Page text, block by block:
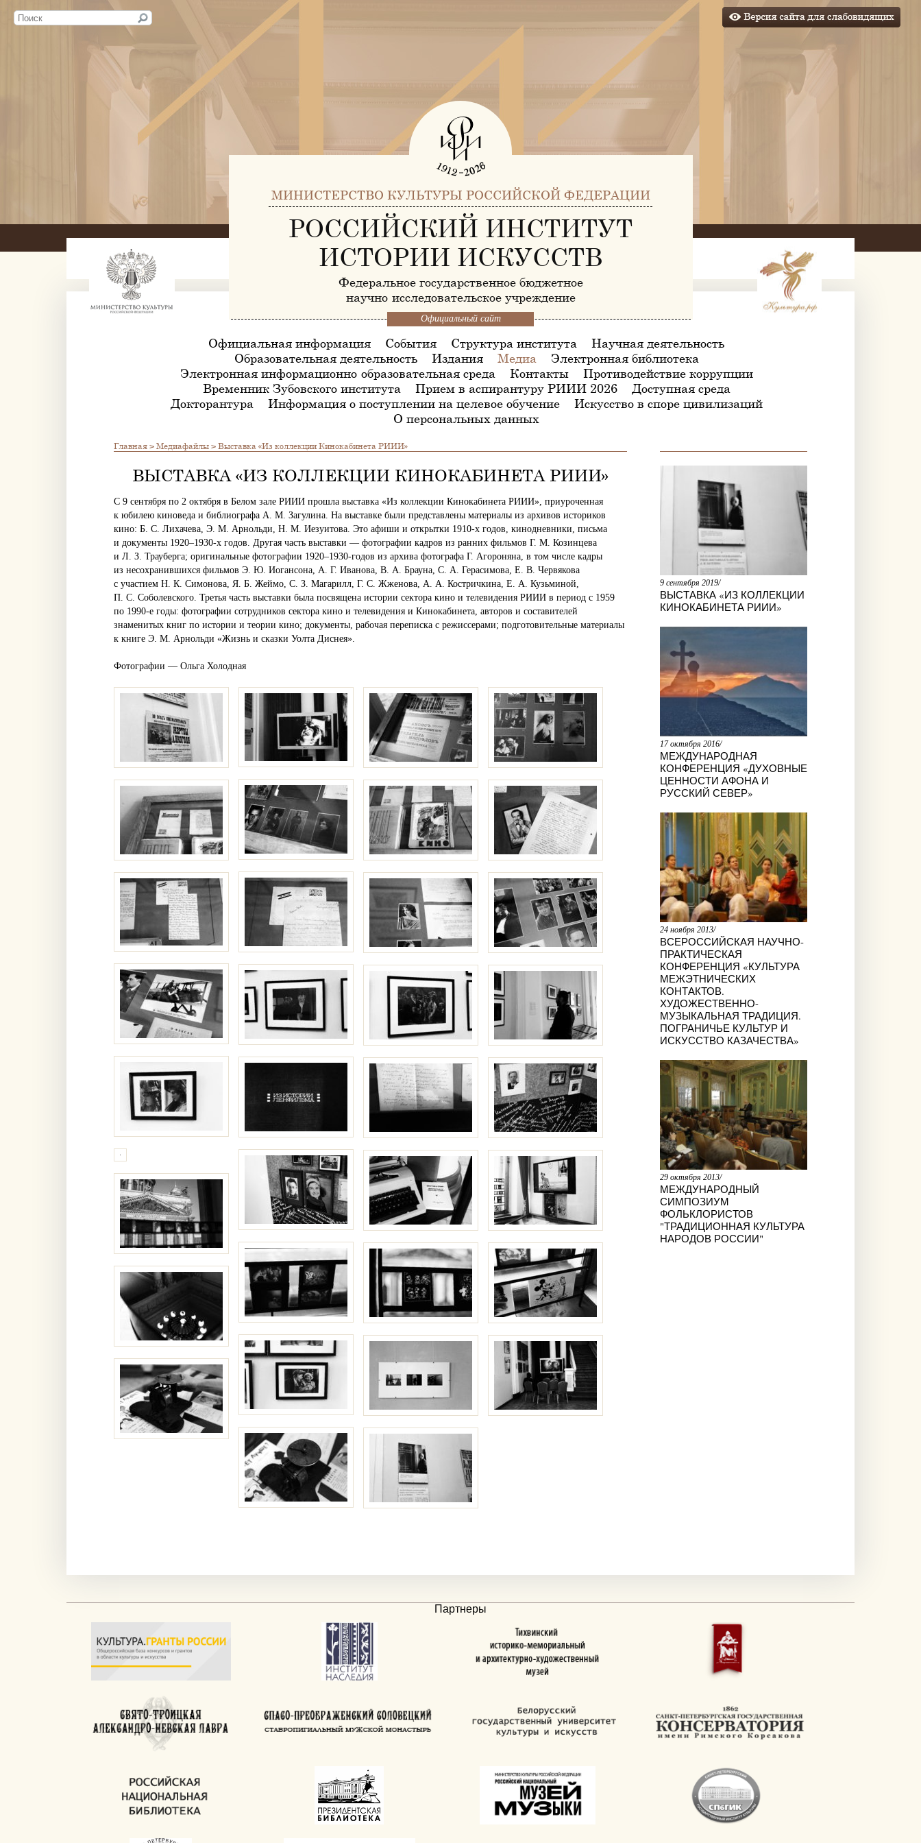
МИНИСТЕРСТВО КУЛЬТУРЫ РОССИЙСКОЙ ФЕДЕРАЦИИ
РОССИЙСКИЙ ИНСТИТУТ
ИСТОРИИ ИСКУССТВ
Федеральное государственное бюджетное
научно-исследовательское учреждение
Официальный сайт
Официальная информация События Структура института
Научная деятельность
Образовательная деятельность
Издания Медиа
Электронная библиотека
Электронная информационно-образовательная среда
Контакты
Противодействие коррупции
Временник Зубовского института
Прием в аспирантуру РИИИ 2026
Доступная среда
Докторантура
Информация о поступлении на целевое обучение
Искусство в споре цивилизаций
О персональных данных
9 сентября 2019/
ВЫСТАВКА «ИЗ КОЛЛЕКЦИИ
КИНОКАБИНЕТА РИИИ»
17 октября 2016/
МЕЖДУНАРОДНАЯ
КОНФЕРЕНЦИЯ «ДУХОВНЫЕ
ЦЕННОСТИ АФОНА И
РУССКИЙ СЕВЕР»
24 ноября 2013/
ВСЕРОССИЙСКАЯ НАУЧНО-
ПРАКТИЧЕСКАЯ
КОНФЕРЕНЦИЯ «КУЛЬТУРА
МЕЖЭТНИЧЕСКИХ
КОНТАКТОВ.
ХУДОЖЕСТВЕННО-
МУЗЫКАЛЬНАЯ ТРАДИЦИЯ.
ПОГРАНИЧЬЕ КУЛЬТУР И
ИСКУССТВО КАЗАЧЕСТВА»
29 октября 2013/
МЕЖДУНАРОДНЫЙ
СИМПОЗИУМ
ФОЛЬКЛОРИСТОВ
"ТРАДИЦИОННАЯ КУЛЬТУРА
НАРОДОВ РОССИИ"
Главная>Медиафайлы>Выставка «Из коллекции Кинокабинета РИИИ»
ВЫСТАВКА «ИЗ КОЛЛЕКЦИИ КИНОКАБИНЕТА РИИИ»
С 9 сентября по 2 октября в Белом зале РИИИ прошла выставка «Из коллекции Кинокабинета РИИИ», приуроченная
к юбилею киноведа и библиографа А. М. Загулина. На выставке были представлены материалы из архивов историков
кино: Б. С. Лихачева, Э. М. Арнольди, Н. М. Иезуитова. Это афиши и открытки 1910-х годов, кинодневники, письма
и документы 1920–1930-х годов. Другая часть выставки — фотографии кадров из ранних фильмов Г. М. Козинцева
и Л. З. Трауберга; оригинальные фотографии 1920–1930-годов из архива фотографа Г. Агороняна, в том числе кадры
из несохранившихся фильмов Э. Ю. Иогансона, А. Г. Иванова, В. А. Брауна, С. А. Герасимова, Е. В. Червякова
с участием Н. К. Симонова, Я. Б. Жеймо, С. З. Магарилл, Г. С. Жженова, А. А. Костричкина, Е. А. Кузьминой,
П. С. Соболевского. Третья часть выставки была посвящена истории сектора кино и телевидения РИИИ в период с 1959
по 1990-е годы: фотографии сотрудников сектора кино и телевидения и Кинокабинета, авторов и составителей
знаменитых книг по истории и теории кино; документы, рабочая переписка с режиссерами; подготовительные материалы
к книге Э. М. Арнольди «Жизнь и сказки Уолта Диснея».
Фотографии — Ольга Холодная
Партнеры